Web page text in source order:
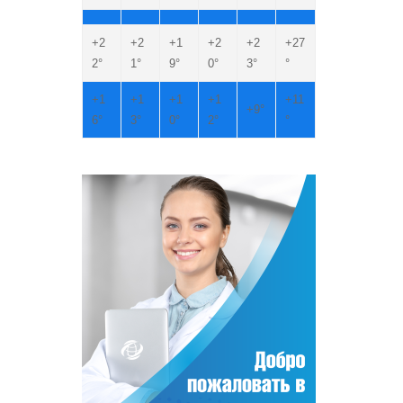
+2
2°
+2
1°
+1
9°
+2
0°
+2
3°
+27
°
+1
6°
+1
3°
+1
0°
+1
2°
+9°
+11
°